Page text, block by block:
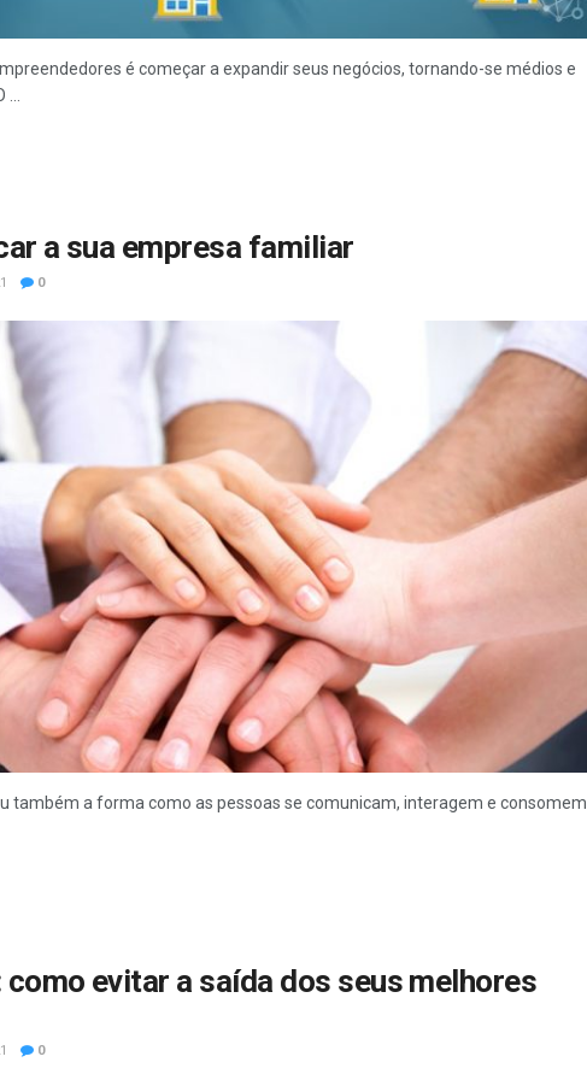
é começar a expandir seus negócios, tornando-se médios e
a sua empresa familiar
0
também a forma como as pessoas se comunicam, interagem e consomem.
evitar a saída dos seus melhores
0